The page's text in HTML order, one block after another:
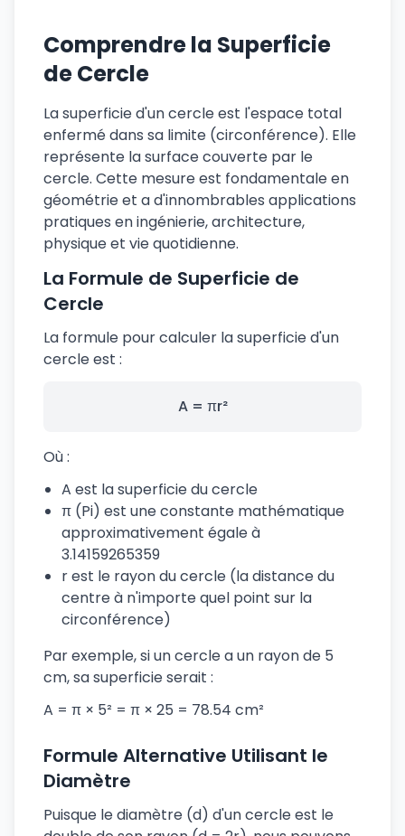
Comprendre la Superficie
de Cercle
La superficie d'un cercle est l'espace total
enfermé dans sa limite (circonférence). Elle
représente la surface couverte par le
cercle. Cette mesure est fondamentale en
géométrie et a d'innombrables applications
pratiques en ingénierie, architecture,
physique et vie quotidienne.
La Formule de Superficie de
Cercle
La formule pour calculer la superficie d'un
cercle est :
A = πr²
Où :
A est la superficie du cercle
π (Pi) est une constante mathématique
approximativement égale à
3.14159265359
r est le rayon du cercle (la distance du
centre à n'importe quel point sur la
circonférence)
Par exemple, si un cercle a un rayon de 5
cm, sa superficie serait :
A = π × 5² = π × 25 = 78.54 cm²
Formule Alternative Utilisant le
Diamètre
Puisque le diamètre (d) d'un cercle est le